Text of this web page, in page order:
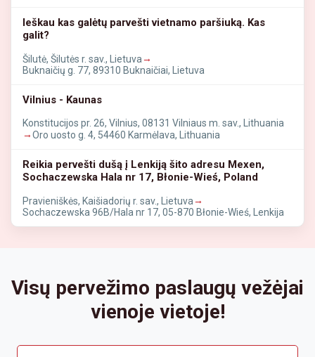
Ieškau kas galėtų parvešti vietnamo paršiuką. Kas
galit?
Šilutė, Šilutės r. sav., Lietuva→
Buknaičių g. 77, 89310 Buknaičiai, Lietuva
Vilnius - Kaunas
Konstitucijos pr. 26, Vilnius, 08131 Vilniaus m. sav., Lithuania
→Oro uosto g. 4, 54460 Karmėlava, Lithuania
Reikia pervešti dušą į Lenkiją šito adresu Mexen,
Sochaczewska Hala nr 17, Błonie-Wieś, Poland
Pravieniškės, Kaišiadorių r. sav., Lietuva→
Sochaczewska 96B/Hala nr 17, 05-870 Błonie-Wieś, Lenkija
Visų pervežimo paslaugų vežėjai
vienoje vietoje!